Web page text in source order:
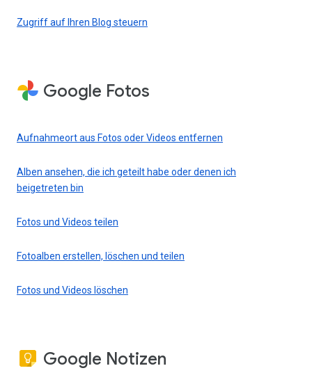
Zugriff auf Ihren Blog steuern
Google Fotos
Aufnahmeort aus Fotos oder Videos entfernen
Alben ansehen, die ich geteilt habe oder denen ich
beigetreten bin
Fotos und Videos teilen
Fotoalben erstellen, löschen und teilen
Fotos und Videos löschen
Google Notizen